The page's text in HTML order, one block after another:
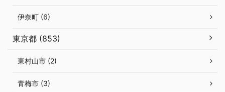
伊奈町 (6)
東京都 (853)
東村山市 (2)
青梅市 (3)